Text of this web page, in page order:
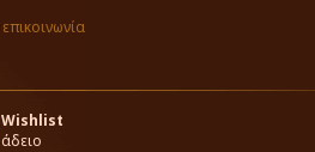
επικοινωνία
Wishlist
άδειο